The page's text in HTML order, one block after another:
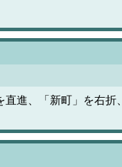
進、「新町」を右折